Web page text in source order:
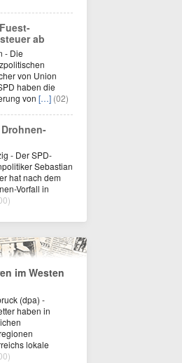
ab
- Die
von Union
haben die
von […] (02)
- Der SPD-
Sebastian
hat nach dem
Vorfall in
im Westen
(dpa) -
haben in
lokale